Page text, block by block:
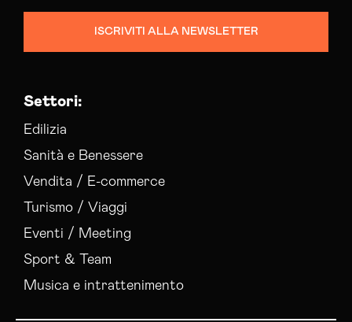
ISCRIVITI ALLA NEWSLETTER
Settori:
Edilizia
Sanità e Benessere
Vendita / E-commerce
Turismo / Viaggi
Eventi / Meeting
Sport & Team
Musica e intrattenimento